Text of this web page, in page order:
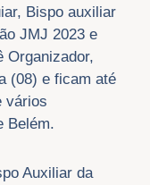
Bispo auxiliar
JMJ 2023 e
Organizador,
(08) e ficam até
vários
Belém.
Auxiliar da